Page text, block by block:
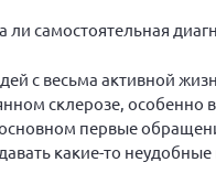
самостоятельная
с весьма активной
склерозе, особенно
первые
какие-то неудобные